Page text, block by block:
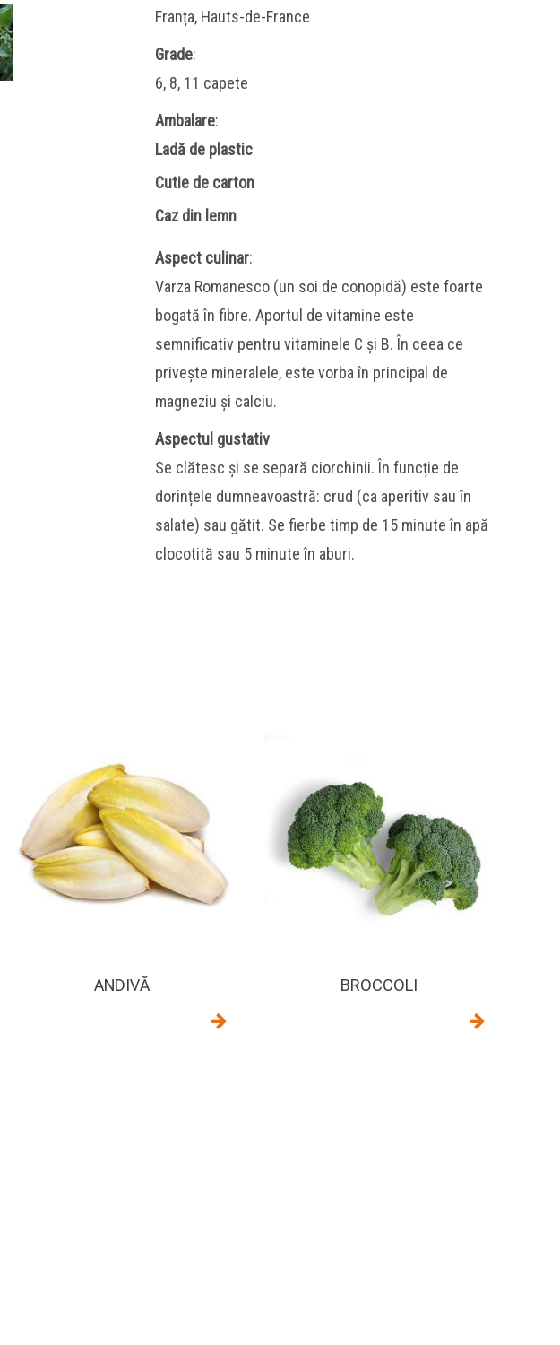
Franța, Hauts-de-France
Grade:
6, 8, 11 capete
Ambalare:
Ladă de plastic
Cutie de carton
Caz din lemn
Aspect culinar:
Varza Romanesco (un soi de conopidă) este foarte
bogată în fibre. Aportul de vitamine este
semnificativ pentru vitaminele C și B. În ceea ce
privește mineralele, este vorba în principal de
magneziu și calciu.
Aspectul gustativ
Se clătesc și se separă ciorchinii. În funcție de
dorințele dumneavoastră: crud (ca aperitiv sau în
salate) sau gătit. Se fierbe timp de 15 minute în apă
clocotită sau 5 minute în aburi.
ANDIVĂ BROCCOLI